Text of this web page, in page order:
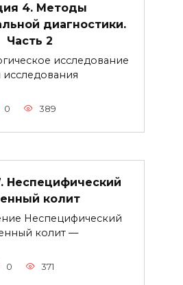
4. Методы
диагностики.
Часть 2
исследование
исследования
0 389
Неспецифический
колит
Неспецифический
колит —
0 371